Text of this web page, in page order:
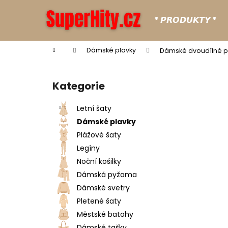
* 𝙋𝙍𝙊𝘿𝙐𝙆𝙏𝙔 *
Domů Dámské plavky Dámské dvoudílné
Přeskočit
kategorie
Kategorie
Letní šaty
Dámské plavky
Plážové šaty
Legíny
Noční košilky
Dámská pyžama
Dámské svetry
Pletené šaty
Městské batohy
í
Zpět
do
Zpět
do